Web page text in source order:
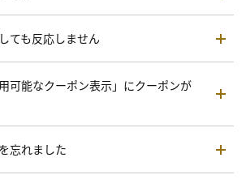
ても反応しません
可能なクーポン表示」にクーポンが
忘れました